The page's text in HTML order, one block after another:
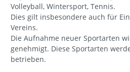
Volleyball, Wintersport, Tennis.
Dies gilt insbesondere auch für
Vereins.
Die Aufnahme neuer Sportarten
genehmigt. Diese Sportarten
betrieben.